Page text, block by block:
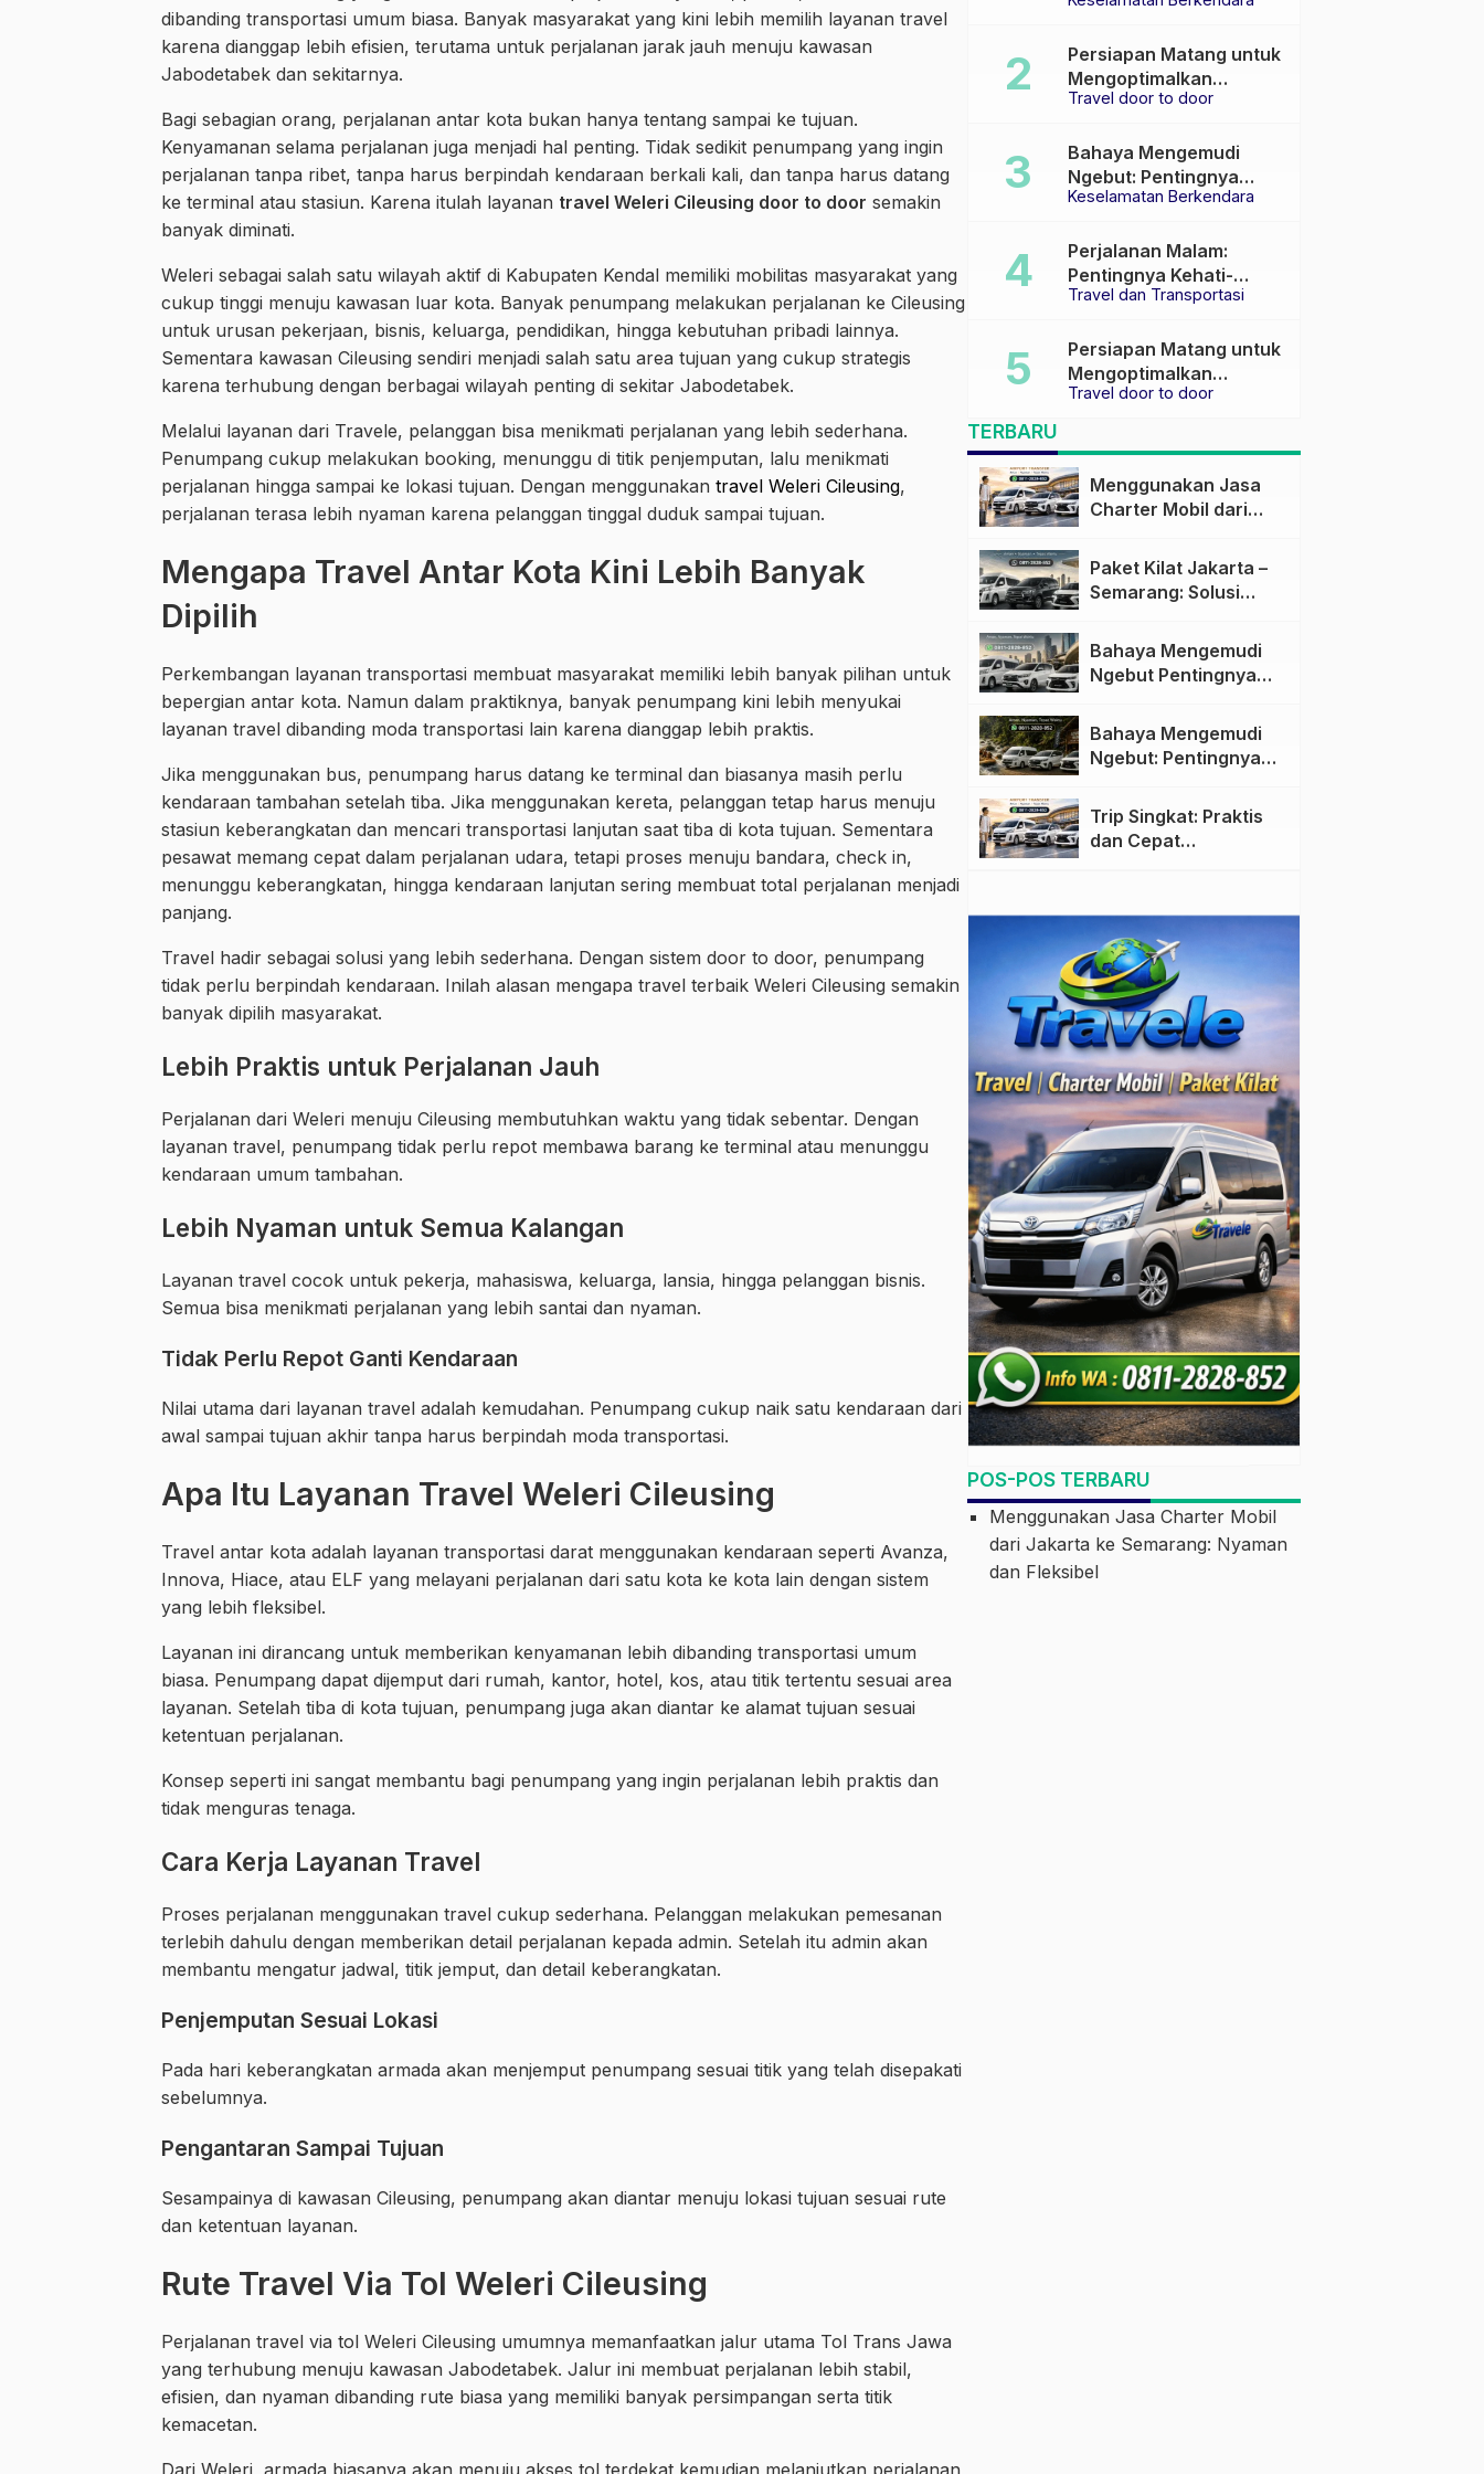
dibanding transportasi umum biasa. Banyak masyarakat yang kini lebih memilih layanan travel
karena dianggap lebih efisien, terutama untuk perjalanan jarak jauh menuju kawasan
Jabodetabek dan sekitarnya.
Bagi sebagian orang, perjalanan antar kota bukan hanya tentang sampai ke tujuan.
Kenyamanan selama perjalanan juga menjadi hal penting. Tidak sedikit penumpang yang ingin
perjalanan tanpa ribet, tanpa harus berpindah kendaraan berkali kali, dan tanpa harus datang
ke terminal atau stasiun. Karena itulah layanan travel Weleri Cileusing door to door semakin
banyak diminati.
Weleri sebagai salah satu wilayah aktif di Kabupaten Kendal memiliki mobilitas masyarakat yang
cukup tinggi menuju kawasan luar kota. Banyak penumpang melakukan perjalanan ke Cileusing
untuk urusan pekerjaan, bisnis, keluarga, pendidikan, hingga kebutuhan pribadi lainnya.
Sementara kawasan Cileusing sendiri menjadi salah satu area tujuan yang cukup strategis
karena terhubung dengan berbagai wilayah penting di sekitar Jabodetabek.
Melalui layanan dari Travele, pelanggan bisa menikmati perjalanan yang lebih sederhana.
Penumpang cukup melakukan booking, menunggu di titik penjemputan, lalu menikmati
perjalanan hingga sampai ke lokasi tujuan. Dengan menggunakan travel Weleri Cileusing,
perjalanan terasa lebih nyaman karena pelanggan tinggal duduk sampai tujuan.
Mengapa Travel Antar Kota Kini Lebih Banyak
Dipilih
Perkembangan layanan transportasi membuat masyarakat memiliki lebih banyak pilihan untuk
bepergian antar kota. Namun dalam praktiknya, banyak penumpang kini lebih menyukai
layanan travel dibanding moda transportasi lain karena dianggap lebih praktis.
Jika menggunakan bus, penumpang harus datang ke terminal dan biasanya masih perlu
kendaraan tambahan setelah tiba. Jika menggunakan kereta, pelanggan tetap harus menuju
stasiun keberangkatan dan mencari transportasi lanjutan saat tiba di kota tujuan. Sementara
pesawat memang cepat dalam perjalanan udara, tetapi proses menuju bandara, check in,
menunggu keberangkatan, hingga kendaraan lanjutan sering membuat total perjalanan menjadi
panjang.
Travel hadir sebagai solusi yang lebih sederhana. Dengan sistem door to door, penumpang
tidak perlu berpindah kendaraan. Inilah alasan mengapa travel terbaik Weleri Cileusing semakin
banyak dipilih masyarakat.
Lebih Praktis untuk Perjalanan Jauh
Perjalanan dari Weleri menuju Cileusing membutuhkan waktu yang tidak sebentar. Dengan
layanan travel, penumpang tidak perlu repot membawa barang ke terminal atau menunggu
kendaraan umum tambahan.
Lebih Nyaman untuk Semua Kalangan
Layanan travel cocok untuk pekerja, mahasiswa, keluarga, lansia, hingga pelanggan bisnis.
Semua bisa menikmati perjalanan yang lebih santai dan nyaman.
Tidak Perlu Repot Ganti Kendaraan
Nilai utama dari layanan travel adalah kemudahan. Penumpang cukup naik satu kendaraan dari
awal sampai tujuan akhir tanpa harus berpindah moda transportasi.
Apa Itu Layanan Travel Weleri Cileusing
Travel antar kota adalah layanan transportasi darat menggunakan kendaraan seperti Avanza,
Innova, Hiace, atau ELF yang melayani perjalanan dari satu kota ke kota lain dengan sistem
yang lebih fleksibel.
Layanan ini dirancang untuk memberikan kenyamanan lebih dibanding transportasi umum
biasa. Penumpang dapat dijemput dari rumah, kantor, hotel, kos, atau titik tertentu sesuai area
layanan. Setelah tiba di kota tujuan, penumpang juga akan diantar ke alamat tujuan sesuai
ketentuan perjalanan.
Konsep seperti ini sangat membantu bagi penumpang yang ingin perjalanan lebih praktis dan
tidak menguras tenaga.
Cara Kerja Layanan Travel
Proses perjalanan menggunakan travel cukup sederhana. Pelanggan melakukan pemesanan
terlebih dahulu dengan memberikan detail perjalanan kepada admin. Setelah itu admin akan
membantu mengatur jadwal, titik jemput, dan detail keberangkatan.
Penjemputan Sesuai Lokasi
Pada hari keberangkatan armada akan menjemput penumpang sesuai titik yang telah disepakati
sebelumnya.
Pengantaran Sampai Tujuan
Sesampainya di kawasan Cileusing, penumpang akan diantar menuju lokasi tujuan sesuai rute
dan ketentuan layanan.
Rute Travel Via Tol Weleri Cileusing
Perjalanan travel via tol Weleri Cileusing umumnya memanfaatkan jalur utama Tol Trans Jawa
yang terhubung menuju kawasan Jabodetabek. Jalur ini membuat perjalanan lebih stabil,
efisien, dan nyaman dibanding rute biasa yang memiliki banyak persimpangan serta titik
kemacetan.
Travel door to door
Persiapan Matang untuk
Mengoptimalkan
Pengalaman Travel
Keselamatan Berkendara
Bahaya Mengemudi
Ngebut: Pentingnya
Keselamatan di Jalan
Travel dan Transportasi
Perjalanan Malam:
Pentingnya Kehati-
hatian dan Pemilihan
Travel door to door
Persiapan Matang untuk
Mengoptimalkan
Pengalaman Travel
TERBARU
Menggunakan Jasa
Charter Mobil dari
Nyaman dan Fleksibel
Paket Kilat Jakarta –
Semarang: Solusi
Efisien
Bahaya Mengemudi
Ngebut Pentingnya
raya
Bahaya Mengemudi
Ngebut: Pentingnya
Trip Singkat: Praktis
dan Cepat
POS-POS TERBARU
Menggunakan Jasa Charter Mobil
dari Jakarta ke Semarang: Nyaman
dan Fleksibel